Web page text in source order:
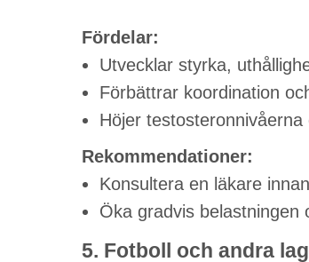
Fördelar:
Utvecklar styrka,
Förbättrar koordination
Höjer
Rekommendationer:
Konsultera en läkare
Öka gradvis belastningen
5. Fotboll och andra